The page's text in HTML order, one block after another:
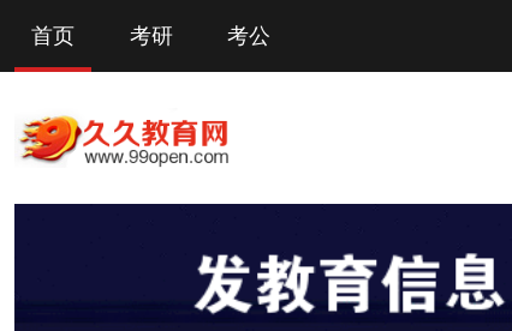
首页 考研 考公